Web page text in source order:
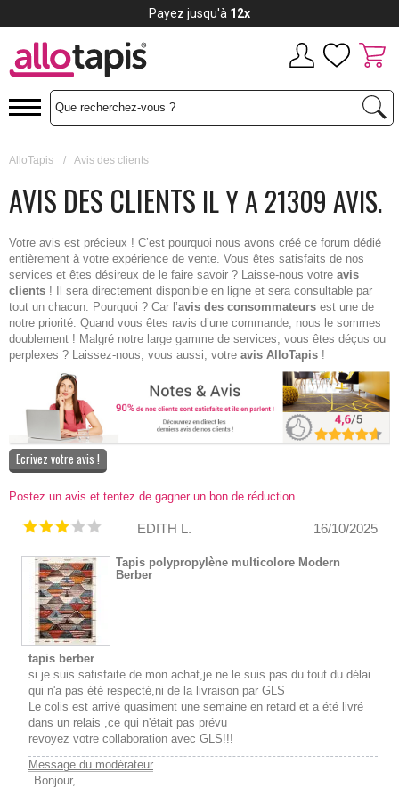
AlloTapis / Avis des clients
AVIS DES CLIENTS IL Y A 21309 AVIS.
Votre avis est précieux ! C’est pourquoi nous avons créé ce forum dédié
entièrement à votre expérience de vente. Vous êtes satisfaits de nos
services et êtes désireux de le faire savoir ? Laisse-nous votre avis
clients ! Il sera directement disponible en ligne et sera consultable par
tout un chacun. Pourquoi ? Car l’avis des consommateurs est une de
notre priorité. Quand vous êtes ravis d’une commande, nous le sommes
doublement ! Malgré notre large gamme de services, vous êtes déçus ou
perplexes ? Laissez-nous, vous aussi, votre avis AlloTapis !
Ecrivez votre avis !
Postez un avis et tentez de gagner un bon de réduction.
16/10/2025
EDITH L.
Tapis polypropylène multicolore Modern
Berber
tapis berber
si je suis satisfaite de mon achat,je ne le suis pas du tout du délai
qui n'a pas été respecté,ni de la livraison par GLS
Le colis est arrivé quasiment une semaine en retard et a été livré
dans un relais ,ce qui n'était pas prévu
revoyez votre collaboration avec GLS!!!
Message du modérateur
Bonjour,
Payez jusqu'à 12x